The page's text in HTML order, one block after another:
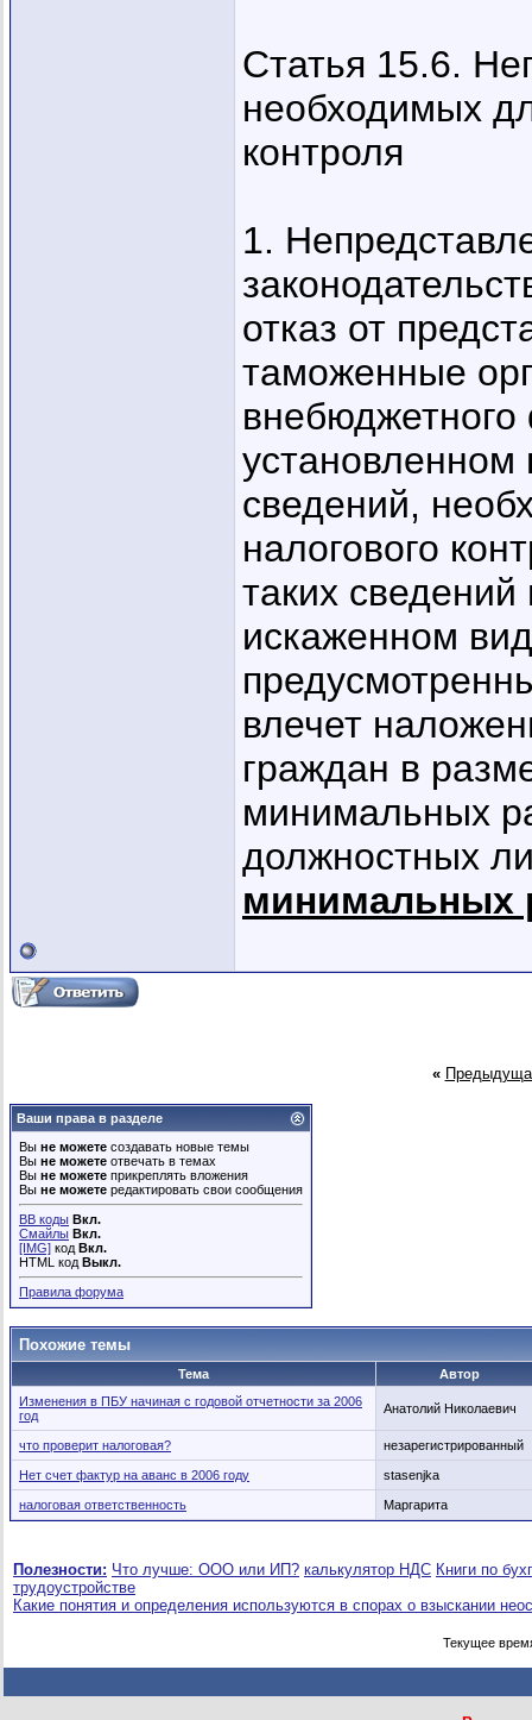
Статья 15.6.
необходимых
контроля
1.
отказ от
таможенные
установленном
сведений,
налогового
таких
искаженном
влечет
граждан в
минимальных
должностных
минимальных
«
Ваши права в разделе
Вы не можете создавать новые темы
Вы не можете отвечать в темах
Вы не можете прикреплять вложения
Вы не можете редактировать свои сообщения
BB коды Вкл.
Смайлы Вкл.
[IMG] код Вкл.
HTML код Выкл.
Правила форума
Похожие темы
Тема
Автор
Изменения в ПБУ начиная с годовой отчетности за 2006
год
Анатолий Николаевич
что проверит налоговая? незарегистрированный
Нет счет фактур на аванс в 2006 году stasenjka
налоговая ответственность Маргарита
Полезности: Что лучше: ООО или ИП? калькулятор НДС Книги по
трудоустройстве
Какие понятия и определения используются в спорах о взыскании
Текущее